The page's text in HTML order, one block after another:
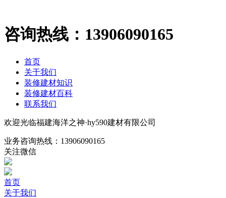
咨询热线： 13906090165
首页
关于我们
装修建材知识
装修建材百科
联系我们
欢迎光临福建海洋之神·hy590建材有限公司
业务咨询热线： 13906090165
关注微信
首页
关于我们